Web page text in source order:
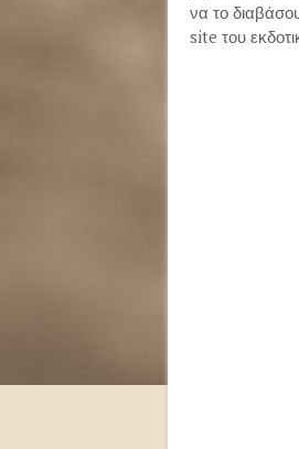
να το
site του